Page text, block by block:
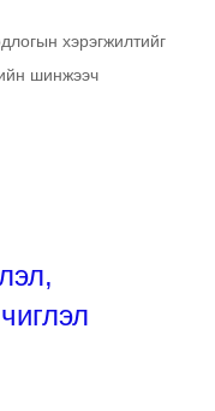
хэрэгжилтийг
шинжээч